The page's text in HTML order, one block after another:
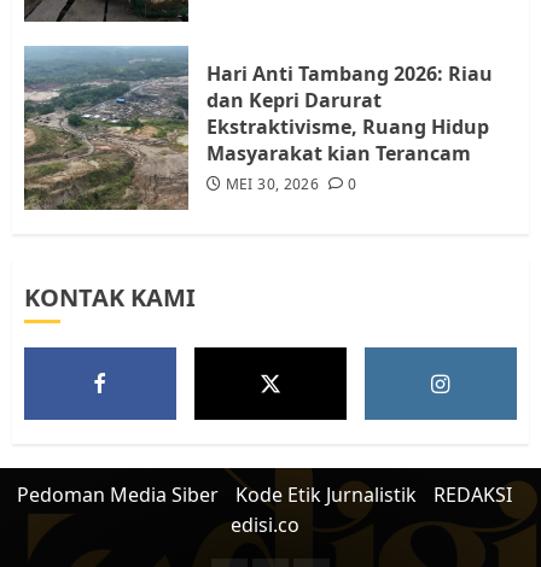
5
Hari Anti Tambang 2026: Riau
dan Kepri Darurat
Ekstraktivisme, Ruang Hidup
Masyarakat kian Terancam
MEI 30, 2026 0
KONTAK KAMI
Pedoman Media Siber Kode Etik Jurnalistik
REDAKSI
edisi.co